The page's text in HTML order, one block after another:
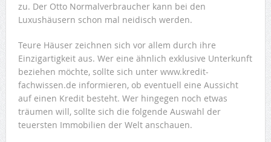
zu. Der Otto Normalverbraucher kann bei den
Luxushäusern schon mal neidisch werden.
Teure Häuser zeichnen sich vor allem durch ihre
Einzigartigkeit aus. Wer eine ähnlich exklusive Unterkunft
beziehen möchte, sollte sich unter www.kredit-
fachwissen.de informieren, ob eventuell eine Aussicht
auf einen Kredit besteht. Wer hingegen noch etwas
träumen will, sollte sich die folgende Auswahl der
teuersten Immobilien der Welt anschauen.